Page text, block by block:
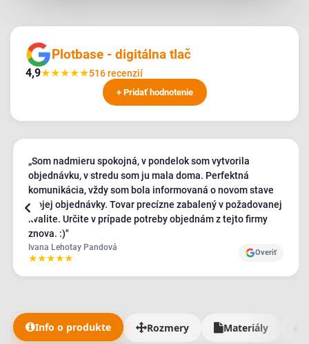
Plotbase - digitálna tlač
4,9★★★★★516 recenzií
+ Pridať hodnotenie
„Som nadmieru spokojná, v pondelok som vytvorila
objednávku, v stredu som ju mala doma. Perfektná
komunikácia, vždy som bola informovaná o novom stave
mojej objednávky. Tovar precízne zabalený v požadovanej
kvalite. Určite v prípade potreby objednám z tejto firmy
znova. :)"
Ivana Lehotay Pandová
★★★★★ Overiť
Info o produkte Rozmery Materiály